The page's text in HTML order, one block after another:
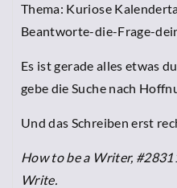
Thema: Kuriose
Beantworte-die-Frage-
Es ist gerade alles etwas
gebe die Suche nach
Und das Schreiben erst
How to be a Writer,
Write.